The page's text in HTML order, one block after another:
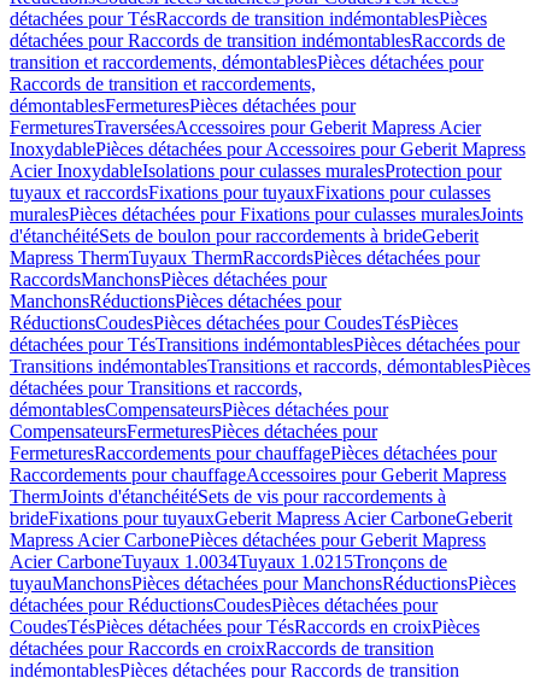
détachées pour TésRaccords de transition indémontablesPièces
détachées pour Raccords de transition indémontablesRaccords de
transition et raccordements, démontablesPièces détachées pour
Raccords de transition et raccordements,
démontablesFermeturesPièces détachées pour
FermeturesTraverséesAccessoires pour Geberit Mapress Acier
InoxydablePièces détachées pour Accessoires pour Geberit Mapress
Acier InoxydableIsolations pour culasses muralesProtection pour
tuyaux et raccordsFixations pour tuyauxFixations pour culasses
muralesPièces détachées pour Fixations pour culasses muralesJoints
d'étanchéitéSets de boulon pour raccordements à brideGeberit
Mapress ThermTuyaux ThermRaccordsPièces détachées pour
RaccordsManchonsPièces détachées pour
ManchonsRéductionsPièces détachées pour
RéductionsCoudesPièces détachées pour CoudesTésPièces
détachées pour TésTransitions indémontablesPièces détachées pour
Transitions indémontablesTransitions et raccords, démontablesPièces
détachées pour Transitions et raccords,
démontablesCompensateursPièces détachées pour
CompensateursFermeturesPièces détachées pour
FermeturesRaccordements pour chauffagePièces détachées pour
Raccordements pour chauffageAccessoires pour Geberit Mapress
ThermJoints d'étanchéitéSets de vis pour raccordements à
brideFixations pour tuyauxGeberit Mapress Acier CarboneGeberit
Mapress Acier CarbonePièces détachées pour Geberit Mapress
Acier CarboneTuyaux 1.0034Tuyaux 1.0215Tronçons de
tuyauManchonsPièces détachées pour ManchonsRéductionsPièces
détachées pour RéductionsCoudesPièces détachées pour
CoudesTésPièces détachées pour TésRaccords en croixPièces
détachées pour Raccords en croixRaccords de transition
indémontablesPièces détachées pour Raccords de transition